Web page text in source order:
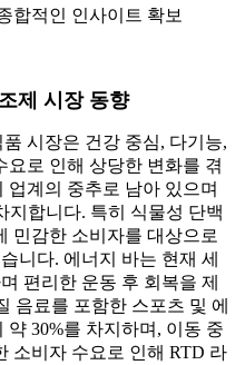
합적인 인사이트 확보
제 시장 동향
시장은 건강 중심, 다기능,
요로 인해 상당한 변화를 겪
업계의 중추로 남아 있으며
지합니다. 특히 식물성 단백
민감한 소비자를 대상으로
니다. 에너지 바는 현재 세
편리한 운동 후 회복을 제
음료를 포함한 스포츠 및 에
30%를 차지하며, 이동 중
소비자 수요로 인해 RTD 라